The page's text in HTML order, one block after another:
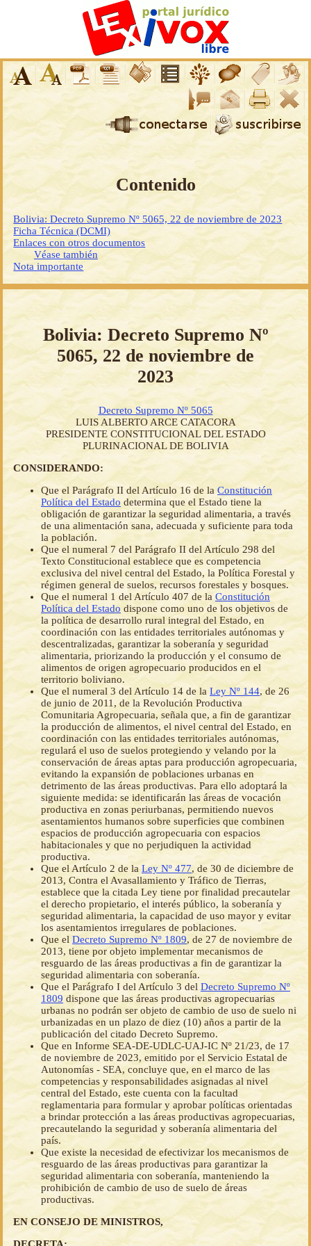
Contenido
Bolivia: Decreto Supremo Nº 5065, 22 de noviembre de 2023
Ficha Técnica (DCMI)
Enlaces con otros documentos
Véase también
Nota importante
Bolivia: Decreto Supremo Nº
5065, 22 de noviembre de
2023
Decreto Supremo Nº 5065
LUIS ALBERTO ARCE CATACORA
PRESIDENTE CONSTITUCIONAL DEL ESTADO
PLURINACIONAL DE BOLIVIA
CONSIDERANDO:
Que el Parágrafo II del Artículo 16 de la Constitución
Política del Estado determina que el Estado tiene la
obligación de garantizar la seguridad alimentaria, a través
de una alimentación sana, adecuada y suficiente para toda
la población.
Que el numeral 7 del Parágrafo II del Artículo 298 del
Texto Constitucional establece que es competencia
exclusiva del nivel central del Estado, la Política Forestal y
régimen general de suelos, recursos forestales y bosques.
Que el numeral 1 del Artículo 407 de la Constitución
Política del Estado dispone como uno de los objetivos de
la política de desarrollo rural integral del Estado, en
coordinación con las entidades territoriales autónomas y
descentralizadas, garantizar la soberanía y seguridad
alimentaria, priorizando la producción y el consumo de
alimentos de origen agropecuario producidos en el
territorio boliviano.
Que el numeral 3 del Artículo 14 de la Ley Nº 144, de 26
de junio de 2011, de la Revolución Productiva
Comunitaria Agropecuaria, señala que, a fin de garantizar
la producción de alimentos, el nivel central del Estado, en
coordinación con las entidades territoriales autónomas,
regulará el uso de suelos protegiendo y velando por la
conservación de áreas aptas para producción agropecuaria,
evitando la expansión de poblaciones urbanas en
detrimento de las áreas productivas. Para ello adoptará la
siguiente medida: se identificarán las áreas de vocación
productiva en zonas periurbanas, permitiendo nuevos
asentamientos humanos sobre superficies que combinen
espacios de producción agropecuaria con espacios
habitacionales y que no perjudiquen la actividad
productiva.
Que el Artículo 2 de la Ley Nº 477, de 30 de diciembre de
2013, Contra el Avasallamiento y Tráfico de Tierras,
establece que la citada Ley tiene por finalidad precautelar
el derecho propietario, el interés público, la soberanía y
seguridad alimentaria, la capacidad de uso mayor y evitar
los asentamientos irregulares de poblaciones.
Que el Decreto Supremo Nº 1809, de 27 de noviembre de
2013, tiene por objeto implementar mecanismos de
resguardo de las áreas productivas a fin de garantizar la
seguridad alimentaria con soberanía.
Que el Parágrafo I del Artículo 3 del Decreto Supremo Nº
1809 dispone que las áreas productivas agropecuarias
urbanas no podrán ser objeto de cambio de uso de suelo ni
urbanizadas en un plazo de diez (10) años a partir de la
publicación del citado Decreto Supremo.
Que en Informe SEA-DE-UDLC-UAJ-IC Nº 21/23, de 17
de noviembre de 2023, emitido por el Servicio Estatal de
Autonomías - SEA, concluye que, en el marco de las
competencias y responsabilidades asignadas al nivel
central del Estado, este cuenta con la facultad
reglamentaria para formular y aprobar políticas orientadas
a brindar protección a las áreas productivas agropecuarias,
precautelando la seguridad y soberanía alimentaria del
país.
Que existe la necesidad de efectivizar los mecanismos de
resguardo de las áreas productivas para garantizar la
seguridad alimentaria con soberanía, manteniendo la
prohibición de cambio de uso de suelo de áreas
productivas.
EN CONSEJO DE MINISTROS,